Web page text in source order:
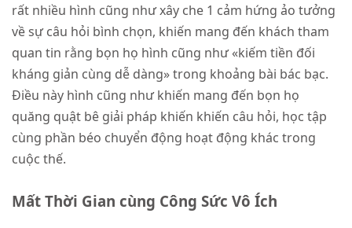
rất nhiều hình cũng như xây che 1 cảm hứng ảo tưởng
về sự câu hỏi bình chọn, khiến mang đến khách tham
quan tin rằng bọn họ hình cũng như «kiếm tiền đối
kháng giản cùng dễ dàng» trong khoảng bài bác bạc.
Điều này hình cũng như khiến mang đến bọn họ
quăng quật bê giải pháp khiến khiến câu hỏi, học tập
cùng phần béo chuyển động hoạt động khác trong
cuộc thế.
Mất Thời Gian cùng Công Sức Vô Ích